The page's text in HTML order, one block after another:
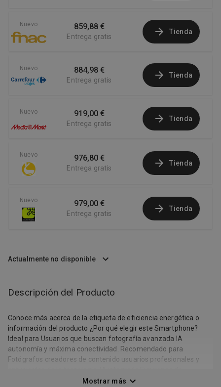
Nuevo 859,88 €
Entrega gratis
Tienda
Nuevo 884,98 €
Entrega gratis
Tienda
Nuevo 919,00 €
Entrega gratis
Tienda
Nuevo 976,80 €
Entrega gratis
Tienda
Nuevo 979,00 €
Entrega gratis
Tienda
Actualmente no disponible
Descripción del Producto
Conoce más acerca de la etiqueta de eficiencia energética o
información del producto ¿Por qué elegir este Smartphone?
Ideal para Usuarios que buscan fotografía avanzada IA
autonomía y máxima conectividad. Recomendado para
Fotógrafos creadores de contenido usuarios profesionales y
inteligencia artificial para fotos traducción y productividad.
Mostrar más